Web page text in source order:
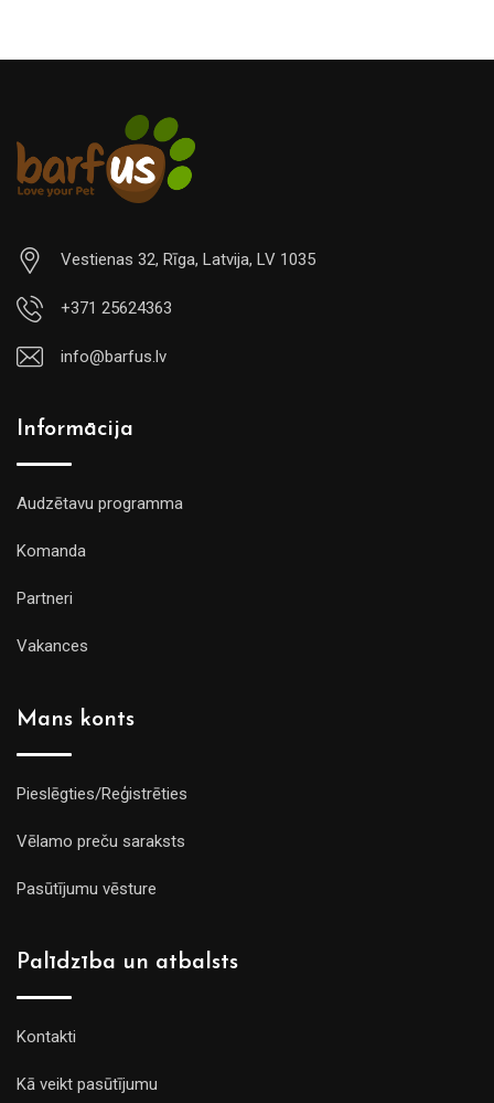
Vestienas 32, Rīga, Latvija, LV 1035
+371 25624363
info@barfus.lv
Informācija
Audzētavu programma
Komanda
Partneri
Vakances
Mans konts
Pieslēgties/Reģistrēties
Vēlamo preču saraksts
Pasūtījumu vēsture
Palīdzība un atbalsts
Kontakti
Kā veikt pasūtījumu